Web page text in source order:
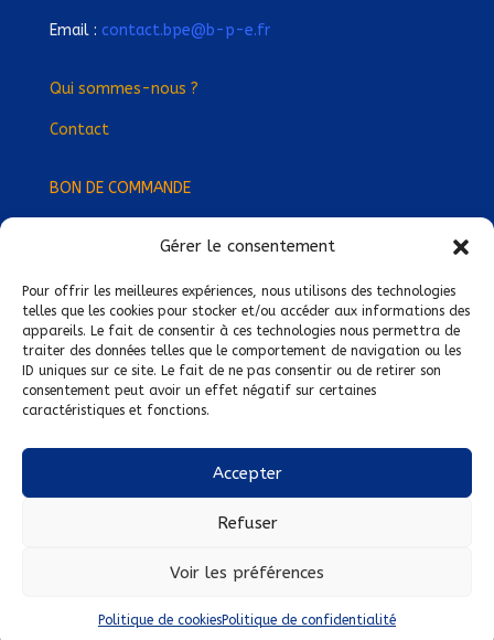
Gérer le consentement
Pour offrir les meilleures expériences, nous utilisons des technologies
telles que les cookies pour stocker et/ou accéder aux informations des
appareils. Le fait de consentir à ces technologies nous permettra de
traiter des données telles que le comportement de navigation ou les
ID uniques sur ce site. Le fait de ne pas consentir ou de retirer son
consentement peut avoir un effet négatif sur certaines
caractéristiques et fonctions.
Accepter
Refuser
Voir les préférences
Politique de cookiesPolitique de confidentialité
Email : contact.bpe@b-p-e.fr
Qui sommes-nous ?
Contact
BON DE COMMANDE
Devenez Délégué·e Régional·e !
Trouvez-nous près de chez vous !
Mentions légales
Conditions générales de vente
Politique de confidentialité